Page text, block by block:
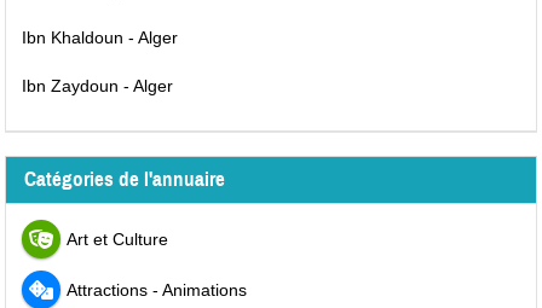
Ibn Khaldoun - Alger
Ibn Zaydoun - Alger
Catégories de l'annuaire
Art et Culture
Attractions - Animations